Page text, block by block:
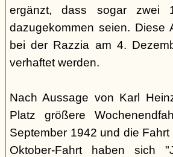
ergänzt, dass sogar zwei
dazugekommen seien. Diese
bei der Razzia am 4.
verhaftet werden.
Nach Aussage von Karl
Platz größere
September 1942 und die
Oktober-Fahrt haben sich